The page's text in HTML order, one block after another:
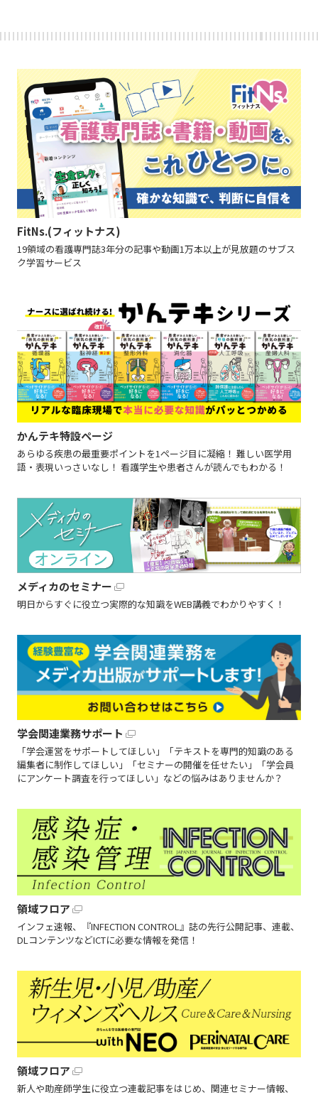
FitNs.(フィットナス)
19領域の看護専門誌3年分の記事や動画1万本以上が見放題のサブス
ク学習サービス
かんテキ特設ページ
あらゆる疾患の最重要ポイントを1ページ目に凝縮！ 難しい医学用
語・表現いっさいなし！ 看護学生や患者さんが読んでもわかる！
メディカのセミナー
明日からすぐに役立つ実際的な知識をWEB講義でわかりやすく！
学会関連業務サポート
「学会運営をサポートしてほしい」「テキストを専門的知識のある
編集者に制作してほしい」「セミナーの開催を任せたい」「学会員
にアンケート調査を行ってほしい」などの悩みはありませんか？
領域フロア
インフェ速報、『INFECTION CONTROL』誌の先行公開記事、連載、
DLコンテンツなどICTに必要な情報を発信！
領域フロア
新人や助産師学生に役立つ連載記事をはじめ、関連セミナー情報、